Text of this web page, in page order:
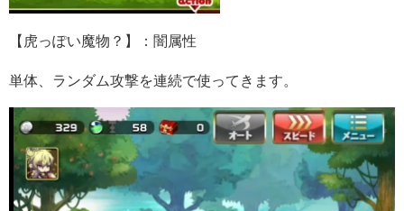
【虎っぽい魔物？】：闇属性
単体、ランダム攻撃を連続で使ってきます。